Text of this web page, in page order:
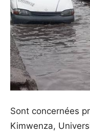
Sont concernées
Kimwenza,